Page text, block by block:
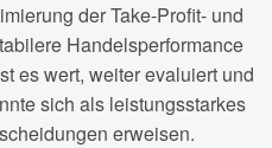
der Take-Profit- und
Handelsperformance
es wert, weiter evaluiert und
sich als leistungsstarkes
erweisen.